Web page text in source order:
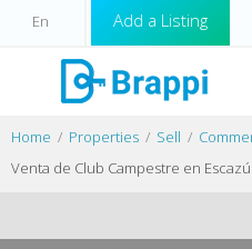
Add a Listing
Home Properties Sell
Venta de Club Campestre en